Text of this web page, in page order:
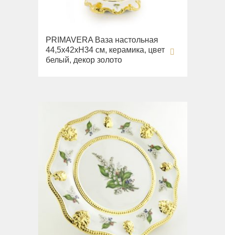
PRIMAVERA Ваза настольная
44,5х42хH34 см, керамика, цвет
белый, декор золото